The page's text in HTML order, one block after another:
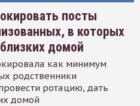
посты
в которых
домой
как минимум
родственники
ротацию, дать
домой